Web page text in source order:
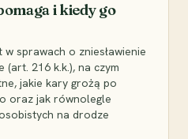
i kiedy go
sprawach o zniesławienie
(art. 216 k.k.), na czym
jakie kary grożą po
oraz jak równolegle
na drodze